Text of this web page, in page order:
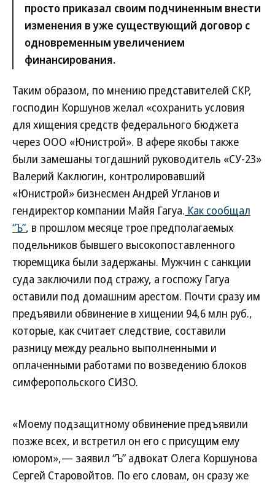
просто приказал своим подчиненным внести
изменения в уже существующий договор с
одновременным увеличением
финансирования.
Таким образом, по мнению представителей СКР,
господин Коршунов желал «сохранить условия
для хищения средств федерального бюджета
через ООО «Юнистрой». В афере якобы также
были замешаны тогдашний руководитель «СУ-23»
Валерий Каклюгин, контролировавший
«Юнистрой» бизнесмен Андрей Угланов и
гендиректор компании Майя Гагуа. Как сообщал
“Ъ”, в прошлом месяце трое предполагаемых
подельников бывшего высокопоставленного
тюремщика были задержаны. Мужчин с санкции
суда заключили под стражу, а госпожу Гагуа
оставили под домашним арестом. Почти сразу им
предъявили обвинение в хищении 94,6 млн руб.,
которые, как считает следствие, составили
разницу между реально выполненными и
оплаченными работами по возведению блоков
симферопольского СИЗО.
«Моему подзащитному обвинение предъявили
позже всех, и встретил он его с присущим ему
юмором»,— заявил “Ъ” адвокат Олега Коршунова
Сергей Старовойтов. По его словам, он сразу же